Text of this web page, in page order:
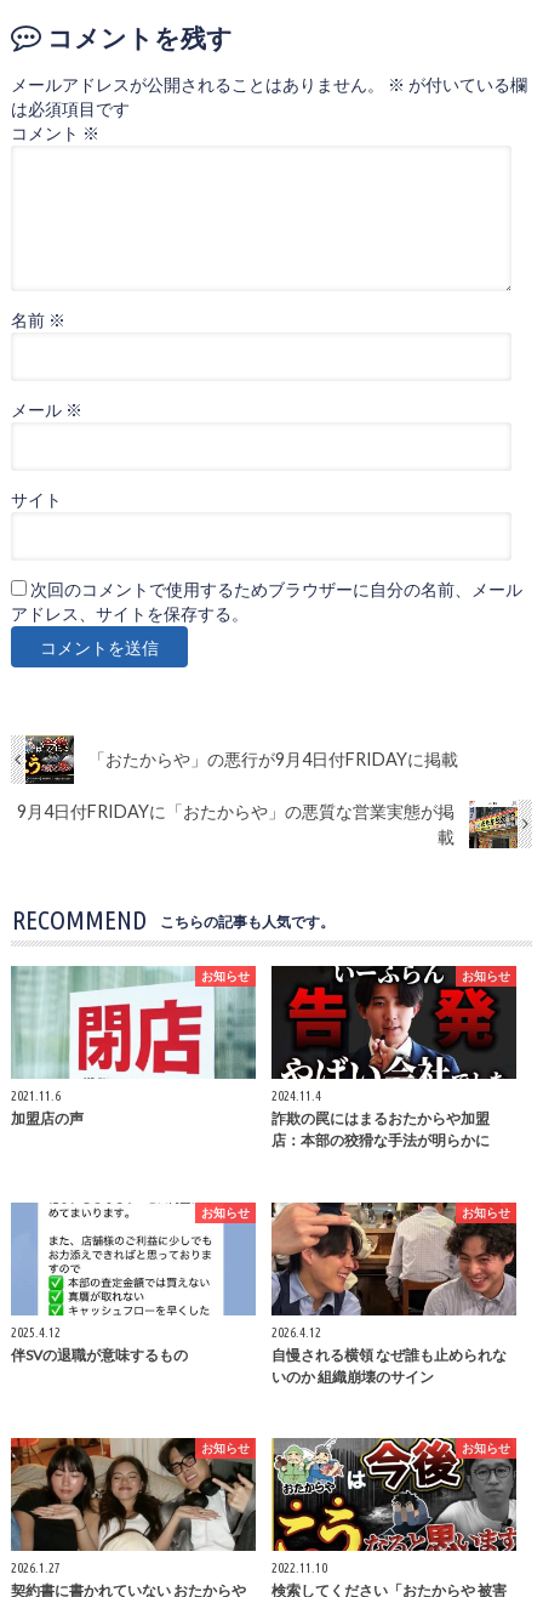
コメントを残す
メールアドレスが公開されることはありません。 ※ が付いている欄
は必須項目です
コメント ※
名前 ※
メール ※
サイト
次回のコメントで使用するためブラウザーに自分の名前、メール
アドレス、サイトを保存する。
「おたからや」の悪行が9月4日付FRIDAYに掲載
9月4日付FRIDAYに「おたからや」の悪質な営業実態が掲
載
RECOMMEND こちらの記事も人気です。
お知らせ
2021.11.6
加盟店の声
お知らせ
2024.11.4
詐欺の罠にはまるおたからや加盟
店：本部の狡猾な手法が明らかに
お知らせ
2025.4.12
伴SVの退職が意味するもの
お知らせ
2026.4.12
自慢される横領 なぜ誰も止められな
いのか 組織崩壊のサイン
お知らせ
2026.1.27
契約書に書かれていない おたからや
お知らせ
2022.11.10
検索してください「おたからや 被害